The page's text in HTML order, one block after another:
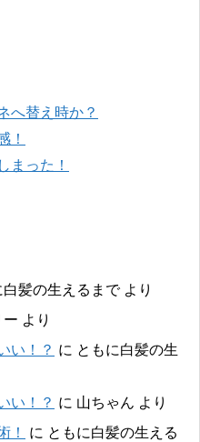
へ替え時か？
！
まった！
白髪の生えるまでより
ー より
い！？ に ともに白髪の生
い！？ に 山ちゃん より
！
に ともに白髪の生える